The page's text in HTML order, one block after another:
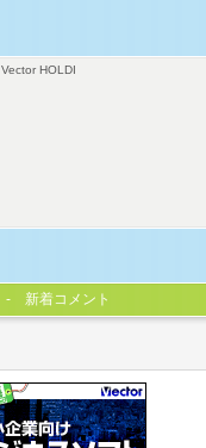
Vector HOLDI
新着コメント